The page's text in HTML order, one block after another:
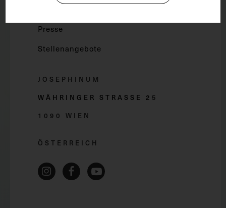
Presse
Stellenangebote
JOSEPHINUM
WÄHRINGER STRASSE 2 5
1090 WIEN
ÖSTERREICH